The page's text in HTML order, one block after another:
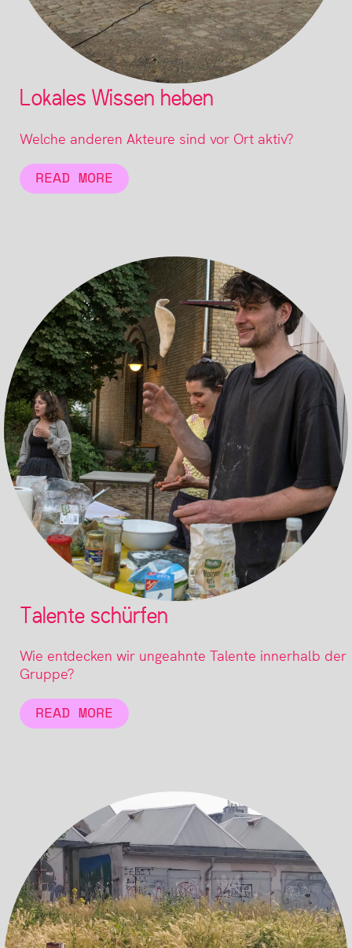
Lokales Wissen heben
Welche anderen Akteure sind vor Ort aktiv?
READ MORE
Talente schürfen
Wie entdecken wir ungeahnte Talente innerhalb der
Gruppe?
READ MORE